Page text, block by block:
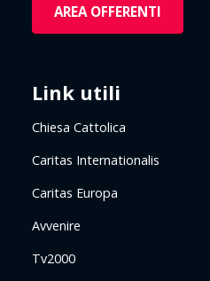
AREA OFFERENTI
Link utili
Chiesa Cattolica
Caritas Internationalis
Caritas Europa
Avvenire
Tv2000